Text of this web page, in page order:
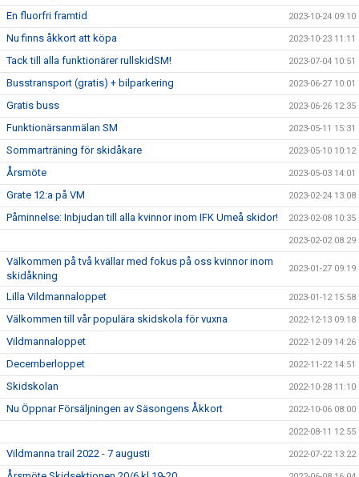
En fluorfri framtid 2023-10-24 09:10
Nu finns åkkort att köpa 2023-10-23 11:11
Tack till alla funktionärer rullskidSM! 2023-07-04 10:51
Busstransport (gratis) + bilparkering 2023-06-27 10:01
Gratis buss 2023-06-26 12:35
Funktionärsanmälan SM 2023-05-11 15:31
Sommarträning för skidåkare 2023-05-10 10:12
Årsmöte 2023-05-03 14:01
Grate 12:a på VM 2023-02-24 13:08
Påminnelse: Inbjudan till alla kvinnor inom IFK Umeå skidor! 2023-02-08 10:35
2023-02-02 08:29
Välkommen på två kvällar med fokus på oss kvinnor inom
skidåkning
2023-01-27 09:19
Lilla Vildmannaloppet 2023-01-12 15:58
Välkommen till vår populära skidskola för vuxna 2022-12-13 09:18
Vildmannaloppet 2022-12-09 14:26
Decemberloppet 2022-11-22 14:51
Skidskolan 2022-10-28 11:10
Nu Öppnar Försäljningen av Säsongens Åkkort 2022-10-06 08:00
2022-08-11 12:55
Vildmanna trail 2022 - 7 augusti 2022-07-22 13:22